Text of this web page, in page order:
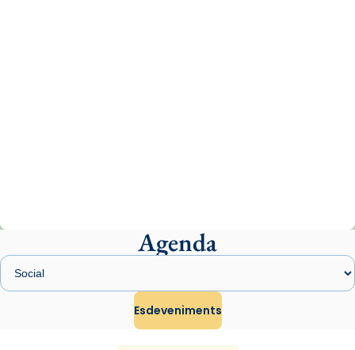
Arquebisbat de Barcelona
2 weeks ago
Memòria de les santes Juliana i
Semproniana, verges i màrtirs.
Acompanyant la història de sant Cugat, a
Agenda
Esdeveniments